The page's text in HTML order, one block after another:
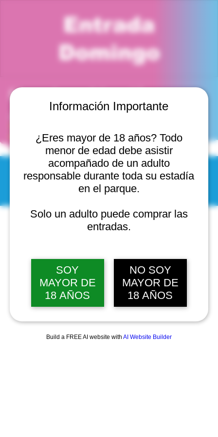
Información Importante
¿Eres mayor de 18 años? Todo
menor de edad debe asistir
acompañado de un adulto
responsable durante toda su estadía
en el parque.
Solo un adulto puede comprar las
entradas.
SOY
MAYOR DE
18 AÑOS
NO SOY
MAYOR DE
18 AÑOS
Build a FREE AI website with AI Website Builder
Entrada
Domingo
Horario y ubicación
del Mar, Valparaíso, Chile